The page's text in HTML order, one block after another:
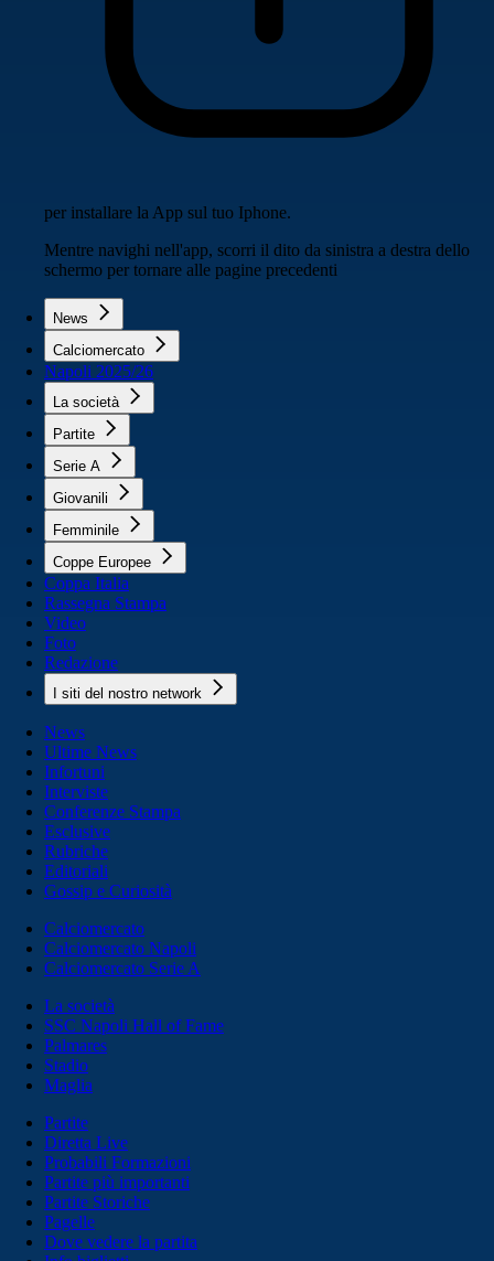
per installare la App sul tuo Iphone.
Mentre navighi nell'app, scorri il dito da sinistra a destra dello
schermo per tornare alle pagine precedenti
News
Calciomercato
Napoli 2025/26
La società
Partite
Serie A
Giovanili
Femminile
Coppe Europee
Coppa Italia
Rassegna Stampa
Video
Foto
Redazione
I siti del nostro network
News
Ultime News
Infortuni
Interviste
Conferenze Stampa
Esclusive
Rubriche
Editoriali
Gossip e Curiosità
Calciomercato
Calciomercato Napoli
Calciomercato Serie A
La società
SSC Napoli Hall of Fame
Palmares
Stadio
Maglia
Partite
Diretta Live
Probabili Formazioni
Partite più importanti
Partite Storiche
Pagelle
Dove vedere la partita